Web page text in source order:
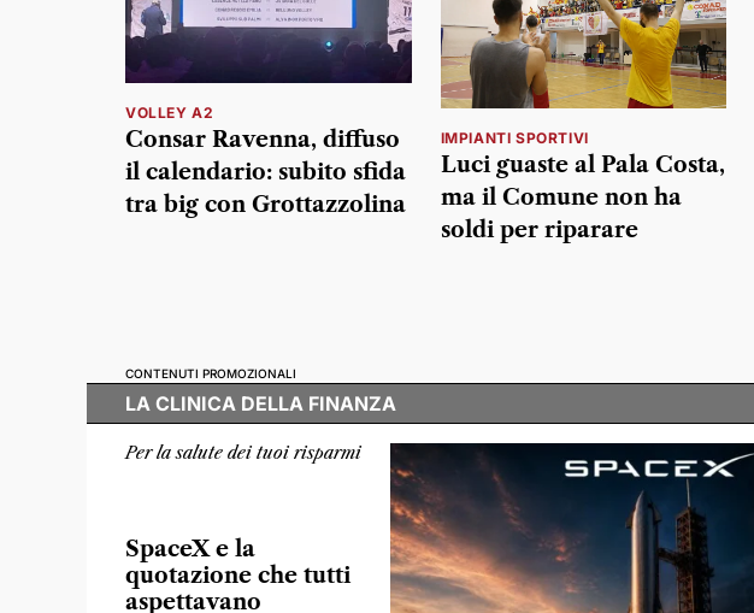
VOLLEY A2
Consar Ravenna, diffuso
il calendario: subito sfida
tra big con Grottazzolina
IMPIANTI SPORTIVI
Luci guaste al Pala Costa,
ma il Comune non ha
soldi per riparare
CONTENUTI PROMOZIONALI
LA CLINICA DELLA FINANZA
Per la salute dei tuoi risparmi
SpaceX e la
quotazione che tutti
aspettavano